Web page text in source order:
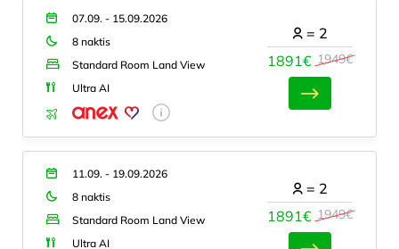
07.09. - 15.09.2026
8 naktis
Standard Room Land View
Ultra AI
1891€ 1949€
= 2
11.09. - 19.09.2026
8 naktis
Standard Room Land View
Ultra AI
1891€ 1949€
= 2